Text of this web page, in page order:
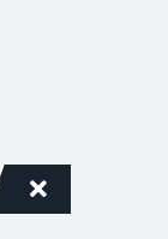
জানালেন রাসিক